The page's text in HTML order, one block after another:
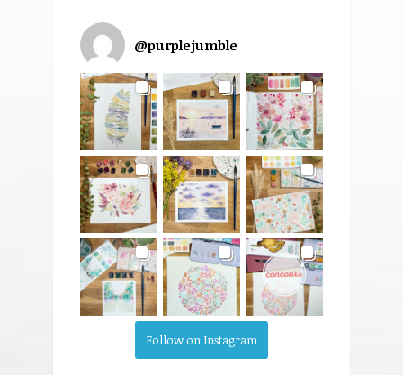
@purplejumble
Follow on Instagram